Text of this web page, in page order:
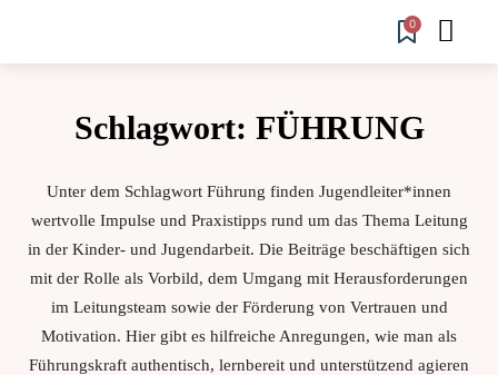
0
Schlagwort: FÜHRUNG
Unter dem Schlagwort Führung finden Jugendleiter*innen
wertvolle Impulse und Praxistipps rund um das Thema Leitung
in der Kinder- und Jugendarbeit. Die Beiträge beschäftigen sich
mit der Rolle als Vorbild, dem Umgang mit Herausforderungen
im Leitungsteam sowie der Förderung von Vertrauen und
Motivation. Hier gibt es hilfreiche Anregungen, wie man als
Führungskraft authentisch, lernbereit und unterstützend agieren